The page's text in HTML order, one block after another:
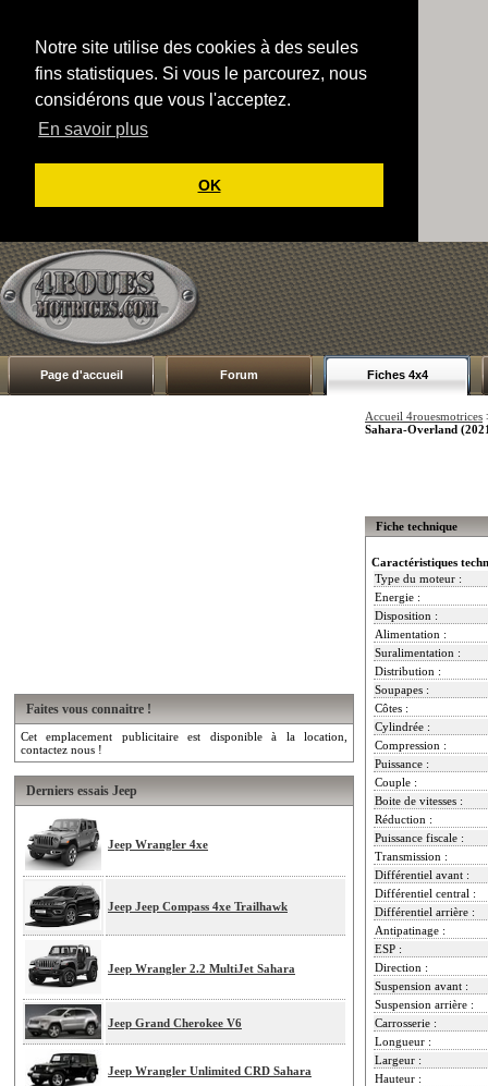
Notre site utilise des cookies à des seules
fins statistiques. Si vous le parcourez, nous
considérons que vous l'acceptez.
En savoir plus
OK
Page d'accueil Forum Fiches 4x4
Faites vous connaitre !
Cet emplacement publicitaire est disponible à la location,
contactez nous !
Derniers essais Jeep
Jeep Wrangler 4xe
Jeep Jeep Compass 4xe Trailhawk
Jeep Wrangler 2.2 MultiJet Sahara
Jeep Grand Cherokee V6
Jeep Wrangler Unlimited CRD Sahara
Accueil 4rouesmotrices
Sahara-Overland
Fiche technique
Caractéristiques
Type du moteur :
Energie :
Disposition :
Alimentation :
Suralimentation :
Distribution :
Soupapes :
Côtes :
Cylindrée :
Compression :
Puissance :
Couple :
Boite de vitesses :
Réduction :
Puissance fiscale :
Transmission :
Différentiel avant :
Différentiel central :
Différentiel arrière :
Antipatinage :
ESP :
Direction :
Suspension avant :
Suspension arrière :
Carrosserie :
Longueur :
Largeur :
Hauteur :